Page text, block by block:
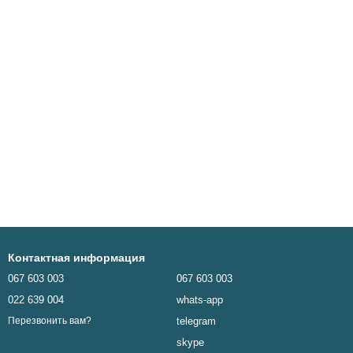
Контактная информация
067 603 003
022 639 004
Перезвонить вам?
067 603 003
whats-app
telegram
skype